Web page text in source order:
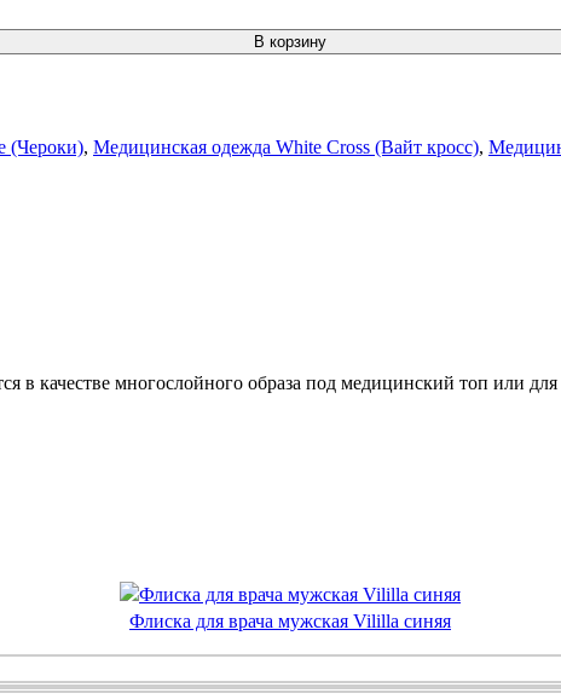
В корзину
(Чероки), Медицинская одежда White Cross (Вайт кросс),
качестве многослойного образа под медицинский топ или
Флиска для врача мужская Vililla синяя